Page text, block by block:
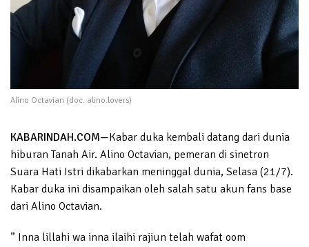
Alino Octavian (doc. alino.lovers)
KABARINDAH.COM—Kabar duka kembali datang dari dunia
hiburan Tanah Air. Alino Octavian, pemeran di sinetron
Suara Hati Istri dikabarkan meninggal dunia, Selasa (21/7).
Kabar duka ini disampaikan oleh salah satu akun fans base
dari Alino Octavian.
” Inna lillahi wa inna ilaihi rajiun telah wafat oom